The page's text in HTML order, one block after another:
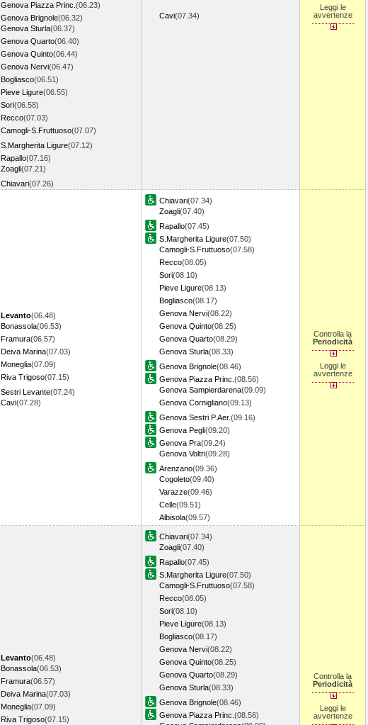
Genova Piazza Princ. (06.23)
Genova Brignole(06.32)
Genova Sturla(06.37)
Genova Quarto(06.40)
Genova Quinto(06.44)
Genova Nervi(06.47)
Bogliasco(06.51)
Pieve Ligure(06.55)
Sori(06.58)
Recco(07.03)
Camogli-S.Fruttuoso(07.07)
S.Margherita Ligure(07.12)
Rapallo(07.16)
Zoagli(07.21)
Chiavari(07.26)
Cavi(07.34)
Leggi le
avvertenze
Levanto(06.48)
Bonassola(06.53)
Framura(06.57)
Deiva Marina(07.03)
Moneglia(07.09)
Riva Trigoso(07.15)
Sestri Levante(07.24)
Cavi(07.28)
Chiavari(07.34)
Zoagli(07.40)
Rapallo(07.45)
S.Margherita Ligure(07.50)
Camogli-S.Fruttuoso(07.58)
Recco(08.05)
Sori(08.10)
Pieve Ligure(08.13)
Bogliasco(08.17)
Genova Nervi(08.22)
Genova Quinto(08.25)
Genova Quarto(08.29)
Genova Sturla(08.33)
Genova Brignole(08.46)
Genova Piazza Princ. (08.56)
Genova Sampierdarena(09.09)
Genova Cornigliano(09.13)
Genova Sestri P.Aer.(09.16)
Genova Pegli(09.20)
Genova Pra(09.24)
Genova Voltri(09.28)
Arenzano(09.36)
Cogoleto(09.40)
Varazze(09.46)
Celle(09.51)
Albisola(09.57)
Controlla la
Periodicità
Leggi le
avvertenze
Levanto(06.48)
Bonassola(06.53)
Framura(06.57)
Deiva Marina(07.03)
Moneglia(07.09)
Riva Trigoso(07.15)
Chiavari(07.34)
Zoagli(07.40)
Rapallo(07.45)
S.Margherita Ligure(07.50)
Camogli-S.Fruttuoso(07.58)
Recco(08.05)
Sori(08.10)
Pieve Ligure(08.13)
Bogliasco(08.17)
Genova Nervi(08.22)
Genova Quinto(08.25)
Genova Quarto(08.29)
Genova Sturla(08.33)
Genova Brignole(08.46)
Genova Piazza Princ. (08.56)
Controlla la
Periodicità
Leggi le
avvertenze